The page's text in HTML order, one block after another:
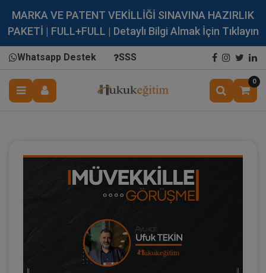
MARKA VE PATENT VEKİLLİĞİ SINAVINA HAZIRLIK
PAKETİ | FULL+FULL | Detaylı Bilgi Almak İçin Tıklayın
Whatsapp Destek SSS
0